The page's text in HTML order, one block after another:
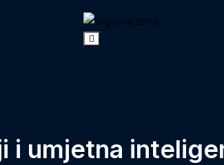
i umjetna